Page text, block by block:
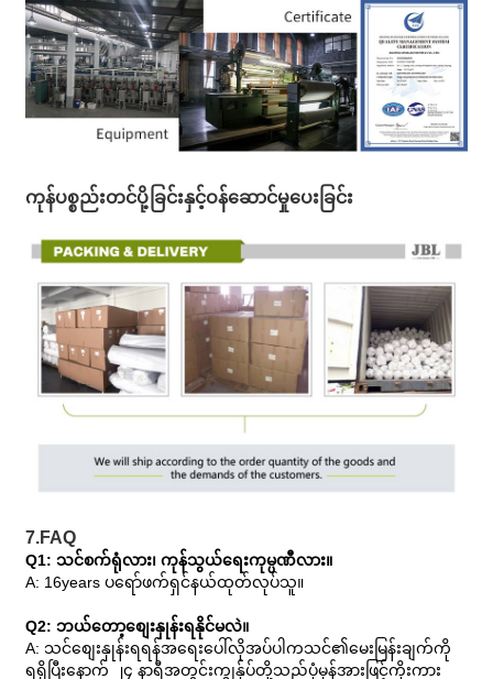
ကုန်ပစ္စည်းတင်ပို့ခြင်းနှင့်ဝန်ဆောင်မှုပေးခြင်း
7.FAQ
Q1: သင်စက်ရုံလား၊ ကုန်သွယ်ရေးကုမ္ပဏီလား။
A: 16years ပရော်ဖက်ရှင်နယ်ထုတ်လုပ်သူ။
Q2: ဘယ်တော့စျေးနှုန်းရနိုင်မလဲ။
A: သင်စျေးနှုန်းရရန်အရေးပေါ်လိုအပ်ပါကသင်၏မေးမြန်းချက်ကို
ရရှိပြီးနောက် ၂၄ နာရီအတွင်းကျွန်ုပ်တို့သည်ပုံမှန်အားဖြင့်ကိုးကား